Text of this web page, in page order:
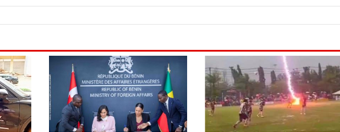
C
l
l
e
c
i
f